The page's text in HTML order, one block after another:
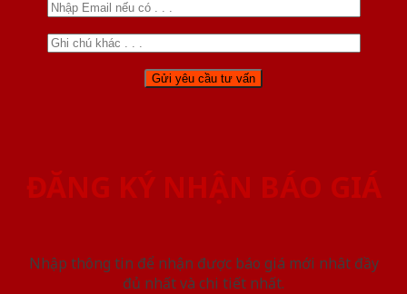
ĐĂNG KÝ NHẬN BÁO GIÁ
Nhập thông tin để nhận được báo giá mới nhât đầy
đủ nhất và chi tiết nhất.